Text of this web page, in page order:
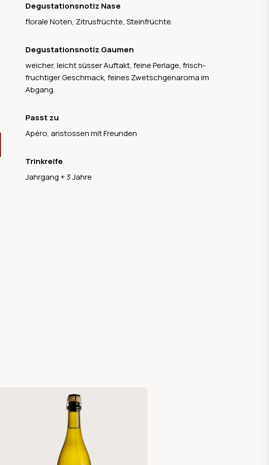
Degustationsnotiz Nase
florale Noten, Zitrusfrüchte, Steinfrüchte.
Degustationsnotiz Gaumen
weicher, leicht süsser Auftakt, feine Perlage, frisch-
fruchtiger Geschmack, feines Zwetschgenaroma im
Abgang.
Passt zu
Apéro, anstossen mit Freunden
Trinkreife
Jahrgang + 3 Jahre